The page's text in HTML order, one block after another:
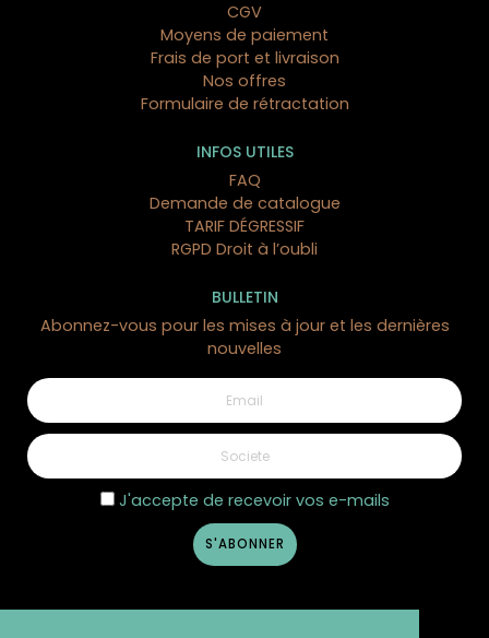
CGV
Moyens de paiement
Frais de port et livraison
Nos offres
Formulaire de rétractation
INFOS UTILES
FAQ
Demande de catalogue
TARIF DÉGRESSIF
RGPD Droit à l’oubli
BULLETIN
Abonnez-vous pour les mises à jour et les dernières
nouvelles
J'accepte de recevoir vos e-mails